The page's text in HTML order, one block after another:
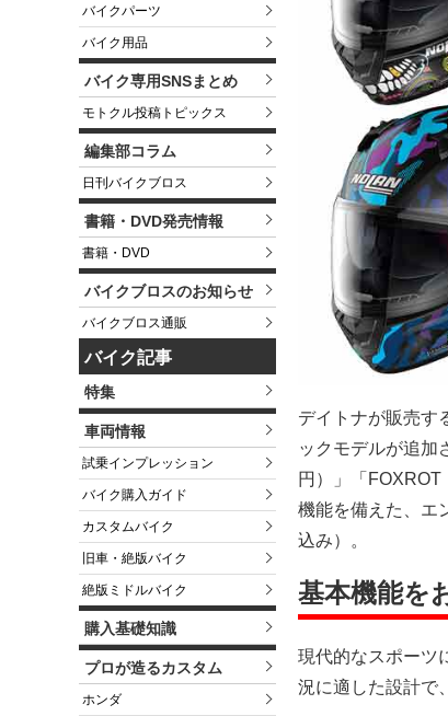
バイクパーツ
バイク用品
バイク専用SNSまとめ
モトクル投稿トピックス
編集部コラム
日刊バイクブロス
書籍・DVD発売情報
書籍・DVD
バイクブロスのお知らせ
バイクブロス通販
バイク記事
特集
車両情報
試乗インプレッション
バイク購入ガイド
カスタムバイク
旧車・絶版バイク
絶版ミドルバイク
購入基礎知識
プロが造るカスタム
ホンダ
デイトナが販売す
ックモデルが追加
円）」「
機能を備えた、エ
込み）。
基本機能を
現代的なスポーツ
況に適した設計で